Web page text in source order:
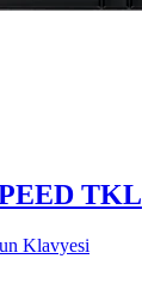
TKL
Klavyesi